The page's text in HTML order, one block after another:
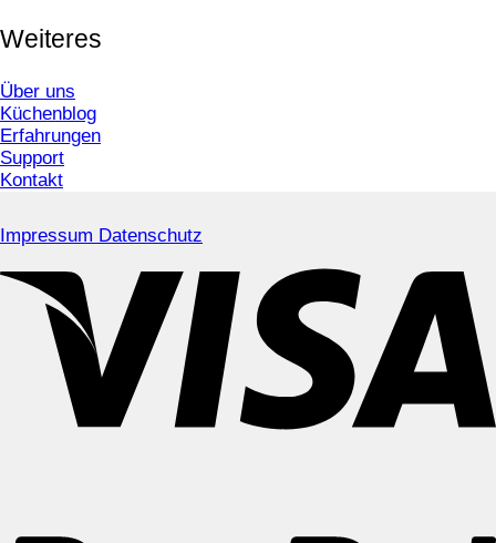
Weiteres
Über uns
Küchenblog
Erfahrungen
Support
Kontakt
Impressum Datenschutz